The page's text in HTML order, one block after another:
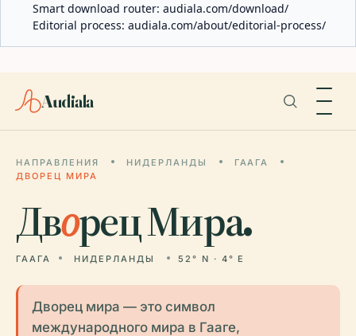
Smart download router: audiala.com/download/
Editorial process: audiala.com/about/editorial-process/
Audiala
НАПРАВЛЕНИЯ НИДЕРЛАНДЫ
ГААГА
ДВОРЕЦ МИРА
Дворец Мира.
ГААГА НИДЕРЛАНДЫ 52° N · 4° E
Дворец мира — это символ
международного мира в Гааге,